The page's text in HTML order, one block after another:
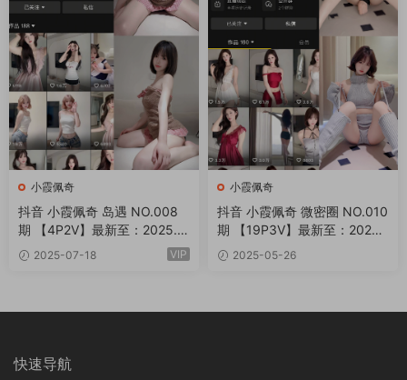
小霞佩奇
抖音 小霞佩奇 岛遇 NO.008
期 【4P2V】最新至：2025.7.
21 2025-07-18 VIP
小霞佩奇
抖音 小霞佩奇 微密圈 NO.010
期 【19P3V】最新至：2025.
5.262025-05-26
快速导航